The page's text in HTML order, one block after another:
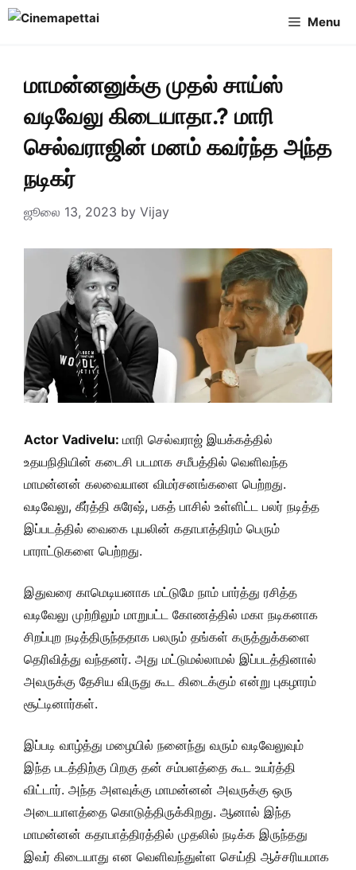
Skip
Menu
மாமன்னனுக்கு முதல் சாய்ஸ்
வடிவேலு கிடையாதா.? மாரி
செல்வராஜின் மனம் கவர்ந்த அந்த
நடிகர்
ஜூலை 13, 2023 by Vijay
Actor Vadivelu: மாரி செல்வராஜ் இயக்கத்தில்
உதயநிதியின் கடைசி படமாக சமீபத்தில் வெளிவந்த
மாமன்னன் கலவையான விமர்சனங்களை பெற்றது.
வடிவேலு, கீர்த்தி சுரேஷ், பகத் பாசில் உள்ளிட்ட பலர் நடித்த
இப்படத்தில் வைகை புயலின் கதாபாத்திரம் பெரும்
பாராட்டுகளை பெற்றது.
இதுவரை காமெடியனாக மட்டுமே நாம் பார்த்து ரசித்த
வடிவேலு முற்றிலும் மாறுபட்ட கோணத்தில் மகா நடிகனாக
சிறப்புற நடித்திருந்ததாக பலரும் தங்கள் கருத்துக்களை
தெரிவித்து வந்தனர். அது மட்டுமல்லாமல் இப்படத்தினால்
அவருக்கு தேசிய விருது கூட கிடைக்கும் என்று புகழாரம்
சூட்டினார்கள்.
இப்படி வாழ்த்து மழையில் நனைந்து வரும் வடிவேலுவும்
இந்த படத்திற்கு பிறகு தன் சம்பளத்தை கூட உயர்த்தி
விட்டார். அந்த அளவுக்கு மாமன்னன் அவருக்கு ஒரு
அடையாளத்தை கொடுத்திருக்கிறது. ஆனால் இந்த
மாமன்னன் கதாபாத்திரத்தில் முதலில் நடிக்க இருந்தது
இவர் கிடையாது என வெளிவந்துள்ள செய்தி ஆச்சரியமாக